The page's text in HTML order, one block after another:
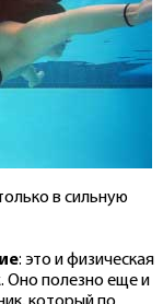
в сильную
: это и физическая
Оно полезно еще и